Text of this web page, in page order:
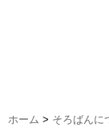
ホーム > そろばんに